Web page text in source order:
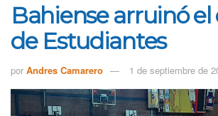
Bahiense arruinó
de Estudiantes
por Andres Camarero 1 de septiembre de